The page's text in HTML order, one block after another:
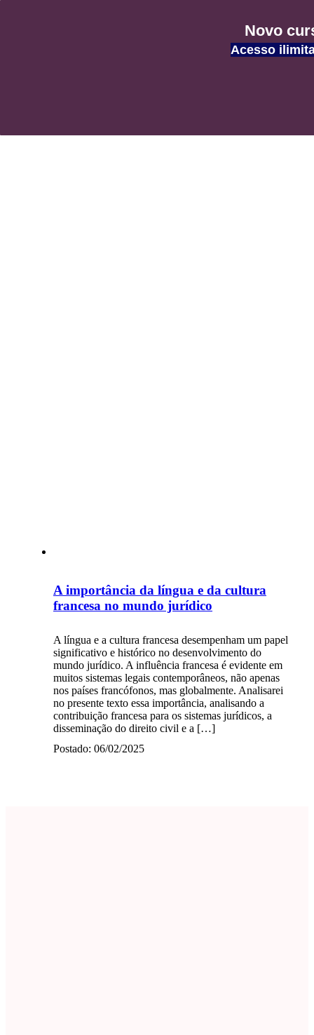
Novo
Acesso
A importância da língua e da cultura
francesa no mundo jurídico
A língua e a cultura francesa desempenham um papel
significativo e histórico no desenvolvimento do
mundo jurídico. A influência francesa é evidente em
muitos sistemas legais contemporâneos, não apenas
nos países francófonos, mas globalmente. Analisarei
no presente texto essa importância, analisando a
contribuição francesa para os sistemas jurídicos, a
disseminação do direito civil e a […]
Postado: 06/02/2025